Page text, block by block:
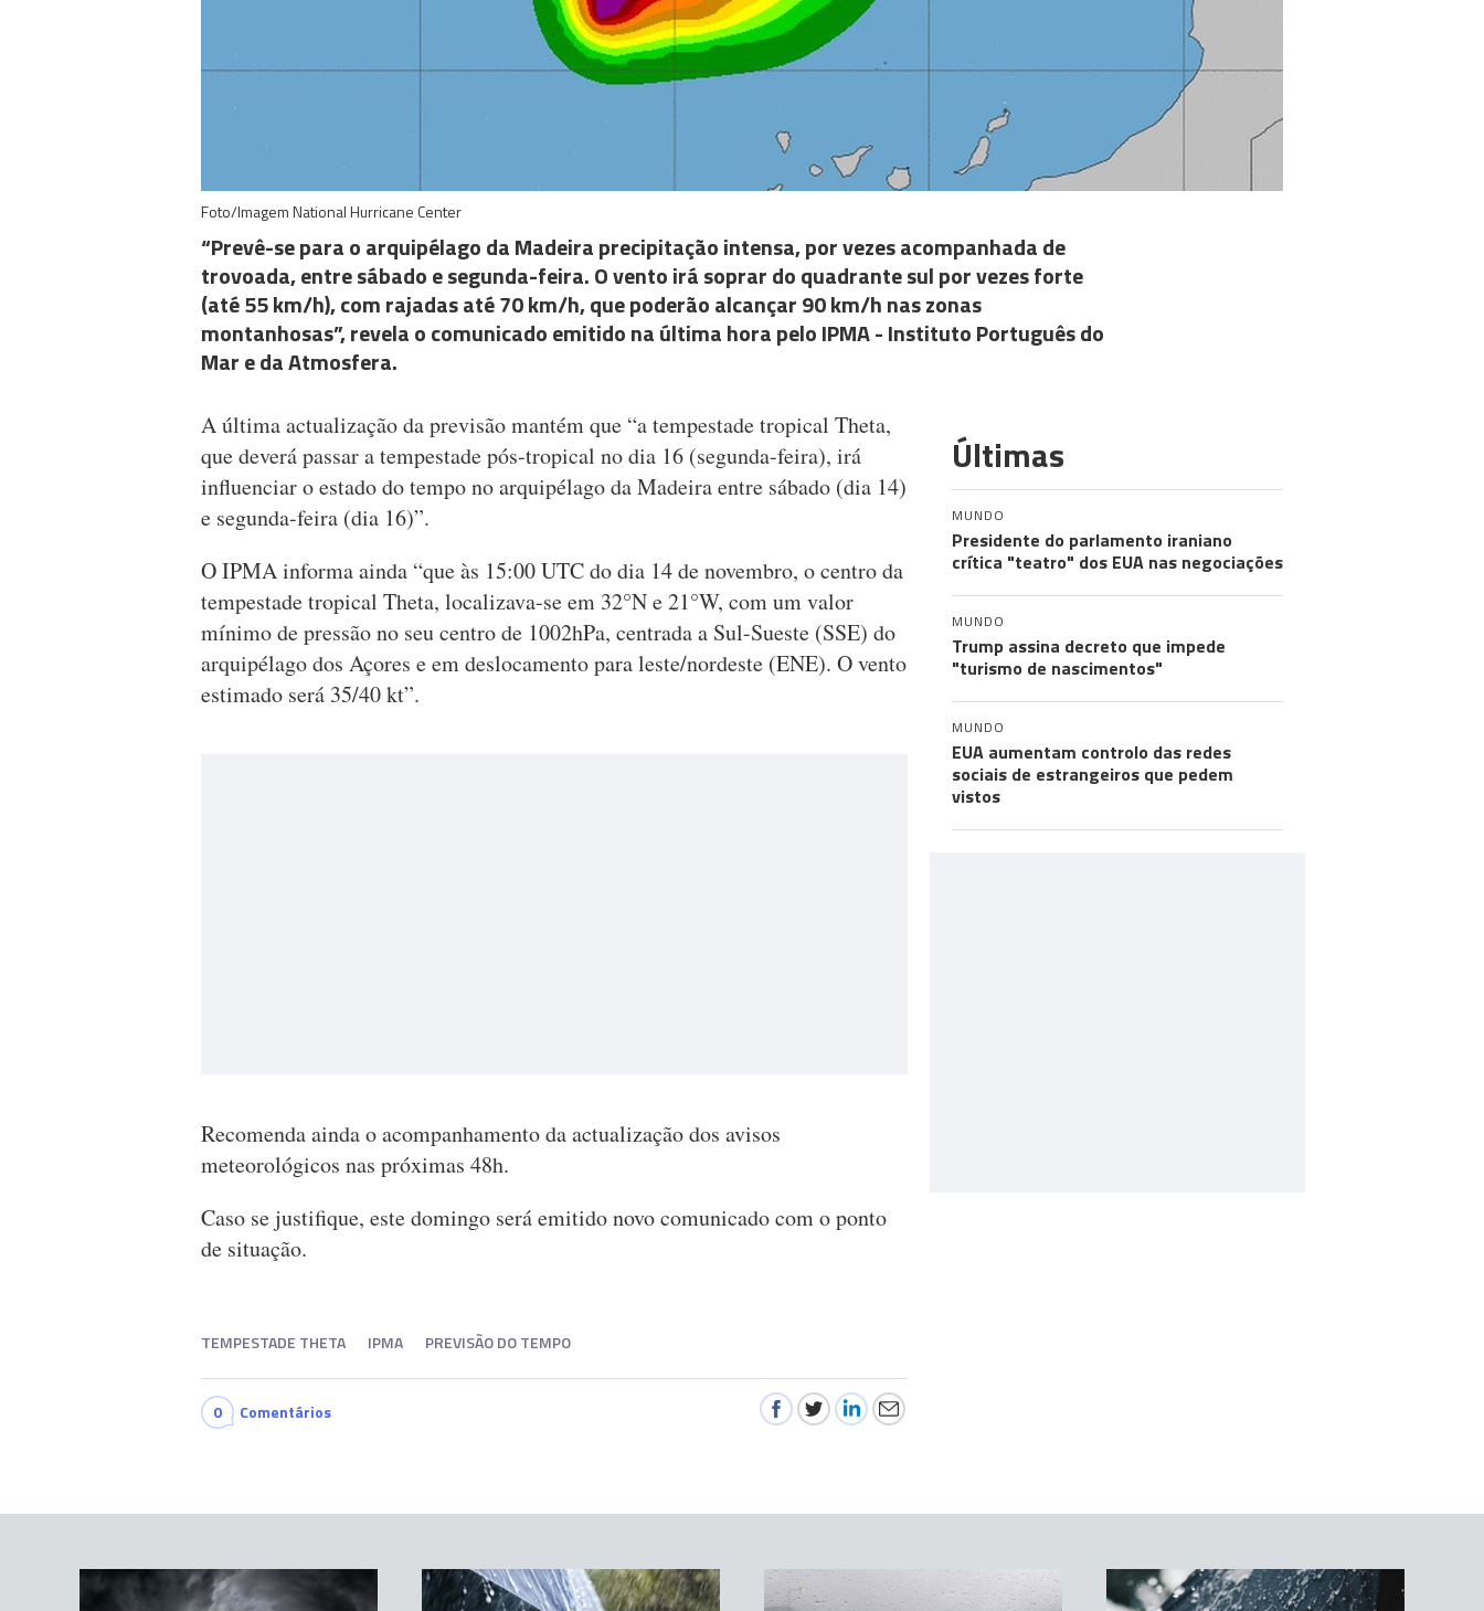
Foto/Imagem National Hurricane Center
“Prevê-se para o arquipélago da Madeira precipitação intensa, por vezes acompanhada de
trovoada, entre sábado e segunda-feira. O vento irá soprar do quadrante sul por vezes forte
(até 55 km/h), com rajadas até 70 km/h, que poderão alcançar 90 km/h nas zonas
montanhosas”, revela o comunicado emitido na última hora pelo IPMA - Instituto Português do
Mar e da Atmosfera.
A última actualização da previsão mantém que “a tempestade tropical Theta,
que deverá passar a tempestade pós-tropical no dia 16 (segunda-feira), irá
influenciar o estado do tempo no arquipélago da Madeira entre sábado (dia 14)
e segunda-feira (dia 16)”.
O IPMA informa ainda “que às 15:00 UTC do dia 14 de novembro, o centro da
tempestade tropical Theta, localizava-se em 32°N e 21°W, com um valor
mínimo de pressão no seu centro de 1002hPa, centrada a Sul-Sueste (SSE) do
arquipélago dos Açores e em deslocamento para leste/nordeste (ENE). O vento
estimado será 35/40 kt”.
Recomenda ainda o acompanhamento da actualização dos avisos
meteorológicos nas próximas 48h.
Caso se justifique, este domingo será emitido novo comunicado com o ponto
de situação.
TEMPESTADE THETA IPMA PREVISÃO DO TEMPO
0 Comentários
Últimas
MUNDO
Presidente do parlamento iraniano
crítica "teatro" dos EUA nas negociações
MUNDO
Trump assina decreto que impede
"turismo de nascimentos"
MUNDO
EUA aumentam controlo das redes
sociais de estrangeiros que pedem
vistos